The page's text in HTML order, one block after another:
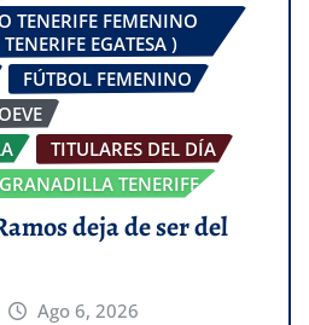
TENERIFE FEMENINO
EGATESA )
FÚTBOL FEMENINO
TITULARES DEL DÍA
TENERIFE
deja de ser del
Ago 6, 2026